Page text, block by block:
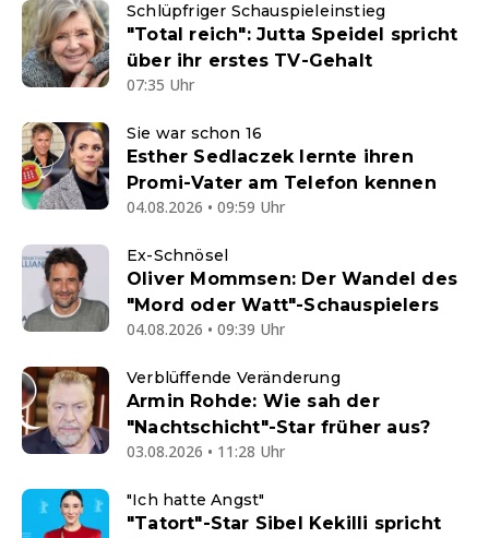
Schlüpfriger Schauspieleinstieg
"Total reich": Jutta Speidel spricht
über ihr erstes TV-Gehalt
07:35 Uhr
Sie war schon 16
Esther Sedlaczek lernte ihren
Promi-Vater am Telefon kennen
04.08.2026 • 09:59 Uhr
Ex-Schnösel
Oliver Mommsen: Der Wandel des
"Mord oder Watt"-Schauspielers
04.08.2026 • 09:39 Uhr
Verblüffende Veränderung
Armin Rohde: Wie sah der
"Nachtschicht"-Star früher aus?
03.08.2026 • 11:28 Uhr
"Ich hatte Angst"
"Tatort"-Star Sibel Kekilli spricht